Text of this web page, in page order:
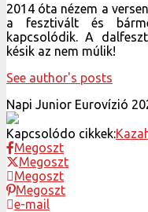
2014 óta nézem a
a fesztivált és
kapcsolódik. A
késik az nem múlik!
See author's posts
Napi Junior Eurovízió
Kapcsolódo cikkek:
Megoszt
Megoszt
Megoszt
Megoszt
e-mail